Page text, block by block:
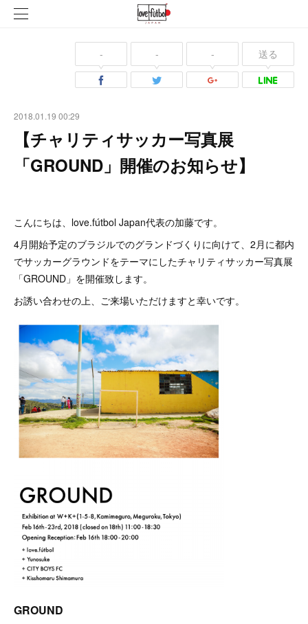
- - - 送る
2018.01.19 00:29
【チャリティサッカー写真展
「GROUND」開催のお知らせ】
こんにちは、love.fútbol Japan代表の加藤です。
4月開始予定のブラジルでのグランドづくりに向けて、2月に都内
でサッカーグラウンドをテーマにしたチャリティサッカー写真展
「GROUND」を開催致します。
お誘い合わせの上、ご来場いただけますと幸いです。
GROUND